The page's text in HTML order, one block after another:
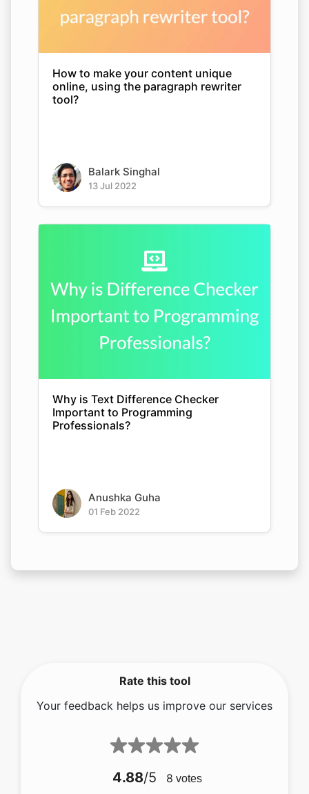
How to make your content unique
online, using the paragraph rewriter
tool?
Balark Singhal
13 Jul 2022
Why is Text Difference Checker
Important to Programming
Professionals?
Anushka Guha
01 Feb 2022
Rate this tool
Your feedback helps us improve our services
4.88/5 8 votes